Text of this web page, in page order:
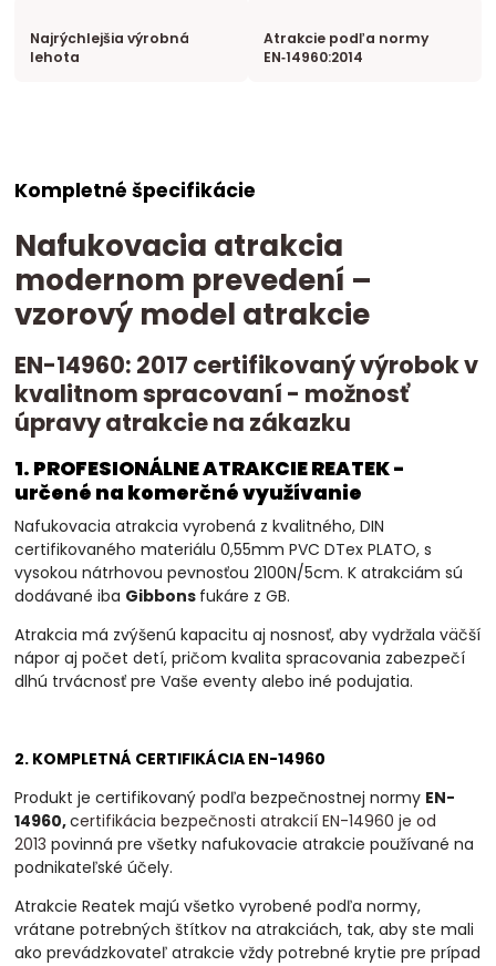
Najrýchlejšia výrobná
lehota
Atrakcie podľa normy
EN‑14960:2014
Kompletné špecifikácie
Nafukovacia atrakcia
modernom prevedení –
vzorový model atrakcie
EN-14960: 2017 certifikovaný výrobok v
kvalitnom spracovaní - možnosť
úpravy atrakcie na zákazku
1. PROFESIONÁLNE ATRAKCIE REATEK -
určené na komerčné využívanie
Nafukovacia atrakcia vyrobená z kvalitného, DIN
certifikovaného materiálu 0,55mm PVC DTex PLATO, s
vysokou nátrhovou pevnosťou 2100N/5cm. K atrakciám sú
dodávané iba Gibbons fukáre z GB.
Atrakcia má zvýšenú kapacitu aj nosnosť, aby vydržala väčší
nápor aj počet detí, pričom kvalita spracovania zabezpečí
dlhú trvácnosť pre Vaše eventy alebo iné podujatia.
2. KOMPLETNÁ CERTIFIKÁCIA EN-14960
Produkt je certifikovaný podľa bezpečnostnej normy EN-
14960,certifikácia bezpečnosti atrakcií EN-14960 je od
2013povinnápre všetky nafukovacie atrakcie používané na
podnikateľské účely.
Atrakcie Reatek majú všetko vyrobené podľa normy,
vrátane potrebných štítkov na atrakciách, tak, aby ste mali
ako prevádzkovateľ atrakcie vždy potrebné krytie pre prípad